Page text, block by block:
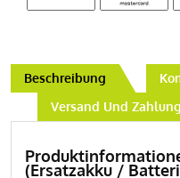
Beschreibung
Versand Und Zahlung
(Ersatzakku /